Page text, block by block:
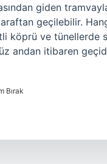
giden
geçilebilir.
köprü ve tünellerde
andan itibaren
Bırak